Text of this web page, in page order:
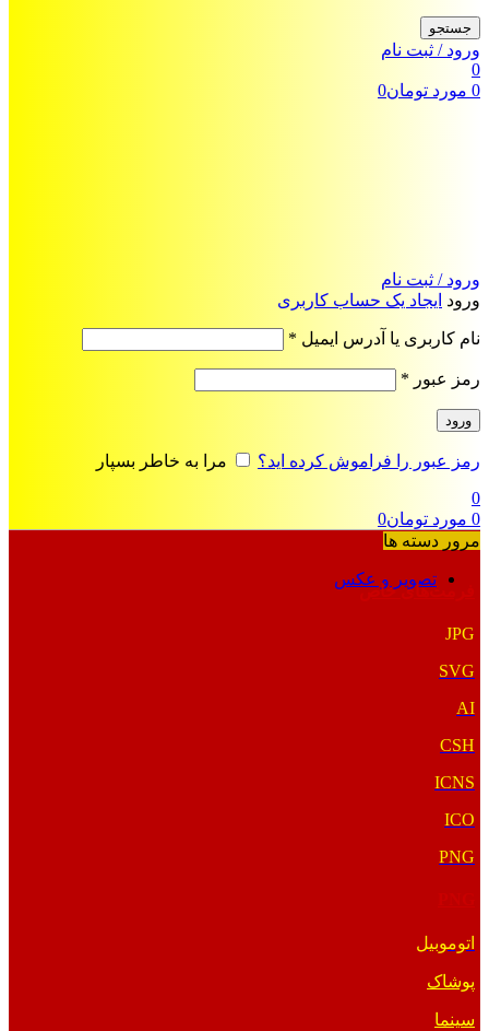
جستجو
ورود / ثبت نام
0
0 مورد تومان0
ورود / ثبت نام
ورود ایجاد یک حساب کاربری
نام کاربری یا آدرس ایمیل *
رمز عبور *
ورود
رمز عبور را فراموش کرده اید؟
مرا به خاطر بسپار
0
0 مورد تومان0
مرور دسته ها
تصویر و عکس
فرمت‌های خاص
JPG
SVG
AI
CSH
ICNS
ICO
PNG
اتوموبیل
پوشاک
سینما